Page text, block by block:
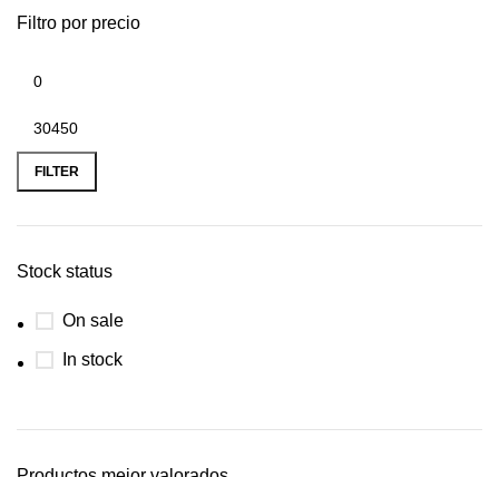
Filtro por precio
FILTER
Stock status
On sale
In stock